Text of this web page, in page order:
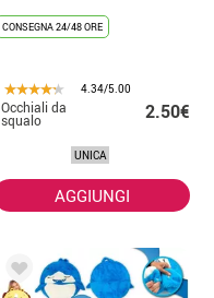
CONSEGNA 24/48 ORE
4.34/5.00
Occhiali da
squalo 2.50€
UNICA
AGGIUNGI